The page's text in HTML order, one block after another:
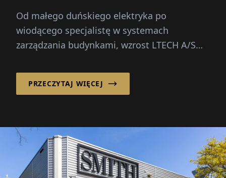
Od małego duńskiego elektryka po
wiodącego specjalistę w systemach
zarządzania budynkami, wzrost LTECH A/S
PRZECZYTAJ WIĘCEJ